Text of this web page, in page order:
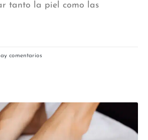
tanto la piel como las
comentarios